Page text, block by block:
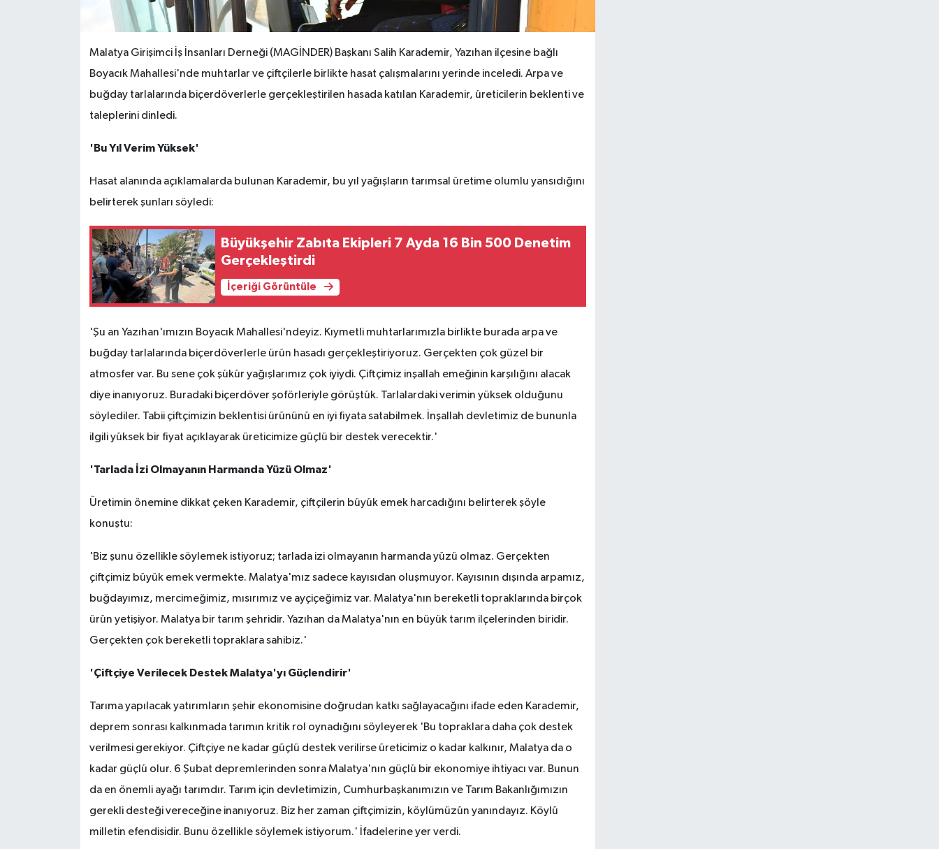
Malatya Girişimci İş İnsanları Derneği (MAGİNDER) Başkanı Salih Karademir, Yazıhan ilçesine bağlı
Boyacık Mahallesi'nde muhtarlar ve çiftçilerle birlikte hasat çalışmalarını yerinde inceledi. Arpa ve
buğday tarlalarında biçerdöverlerle gerçekleştirilen hasada katılan Karademir, üreticilerin beklenti ve
taleplerini dinledi.
'Bu Yıl Verim Yüksek'
Hasat alanında açıklamalarda bulunan Karademir, bu yıl yağışların tarımsal üretime olumlu yansıdığını
belirterek şunları söyledi:
Büyükşehir Zabıta Ekipleri 7 Ayda 16 Bin 500 Denetim
Gerçekleştirdi
İçeriği Görüntüle
'Şu an Yazıhan'ımızın Boyacık Mahallesi'ndeyiz. Kıymetli muhtarlarımızla birlikte burada arpa ve
buğday tarlalarında biçerdöverlerle ürün hasadı gerçekleştiriyoruz. Gerçekten çok güzel bir
atmosfer var. Bu sene çok şükür yağışlarımız çok iyiydi. Çiftçimiz inşallah emeğinin karşılığını alacak
diye inanıyoruz. Buradaki biçerdöver şoförleriyle görüştük. Tarlalardaki verimin yüksek olduğunu
söylediler. Tabii çiftçimizin beklentisi ürününü en iyi fiyata satabilmek. İnşallah devletimiz de bununla
ilgili yüksek bir fiyat açıklayarak üreticimize güçlü bir destek verecektir.'
'Tarlada İzi Olmayanın Harmanda Yüzü Olmaz'
Üretimin önemine dikkat çeken Karademir, çiftçilerin büyük emek harcadığını belirterek şöyle
konuştu:
'Biz şunu özellikle söylemek istiyoruz; tarlada izi olmayanın harmanda yüzü olmaz. Gerçekten
çiftçimiz büyük emek vermekte. Malatya'mız sadece kayısıdan oluşmuyor. Kayısının dışında arpamız,
buğdayımız, mercimeğimiz, mısırımız ve ayçiçeğimiz var. Malatya'nın bereketli topraklarında birçok
ürün yetişiyor. Malatya bir tarım şehridir. Yazıhan da Malatya'nın en büyük tarım ilçelerinden biridir.
Gerçekten çok bereketli topraklara sahibiz.'
'Çiftçiye Verilecek Destek Malatya'yı Güçlendirir'
Tarıma yapılacak yatırımların şehir ekonomisine doğrudan katkı sağlayacağını ifade eden Karademir,
deprem sonrası kalkınmada tarımın kritik rol oynadığını söyleyerek 'Bu topraklara daha çok destek
verilmesi gerekiyor. Çiftçiye ne kadar güçlü destek verilirse üreticimiz o kadar kalkınır, Malatya da o
kadar güçlü olur. 6 Şubat depremlerinden sonra Malatya'nın güçlü bir ekonomiye ihtiyacı var. Bunun
da en önemli ayağı tarımdır. Tarım için devletimizin, Cumhurbaşkanımızın ve Tarım Bakanlığımızın
gerekli desteği vereceğine inanıyoruz. Biz her zaman çiftçimizin, köylümüzün yanındayız. Köylü
milletin efendisidir. Bunu özellikle söylemek istiyorum.' İfadelerine yer verdi.